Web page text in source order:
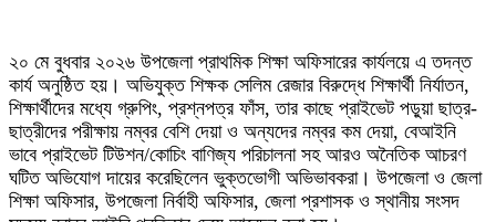
২০ মে বুধবার ২০২৬ উপজেলা প্রাথমিক শিক্ষা অফিসারের কার্যলয়ে এ তদন্ত
কার্য অনুষ্ঠিত হয়। অভিযুক্ত শিক্ষক সেলিম রেজার বিরুদ্ধে শিক্ষার্থী নির্যাতন,
শিক্ষার্থীদের মধ্যে গ্রুপিং, প্রশ্নপত্র ফাঁস, তার কাছে প্রাইভেট পড়ুয়া ছাত্র-
ছাত্রীদের পরীক্ষায় নম্বর বেশি দেয়া ও অন্যদের নম্বর কম দেয়া, বেআইনি
ভাবে প্রাইভেট টিউশন/কোচিং বাণিজ্য পরিচালনা সহ আরও অনৈতিক আচরণ
ঘটিত অভিযোগ দায়ের করেছিলেন ভুক্তভোগী অভিভাবকরা। উপজেলা ও জেলা
শিক্ষা অফিসার, উপজেলা নির্বাহী অফিসার, জেলা প্রশাসক ও স্থানীয় সংসদ